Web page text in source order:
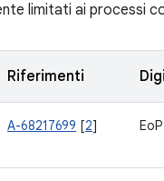
limitati ai processi
Riferimenti
A-68217699 [2] EoP